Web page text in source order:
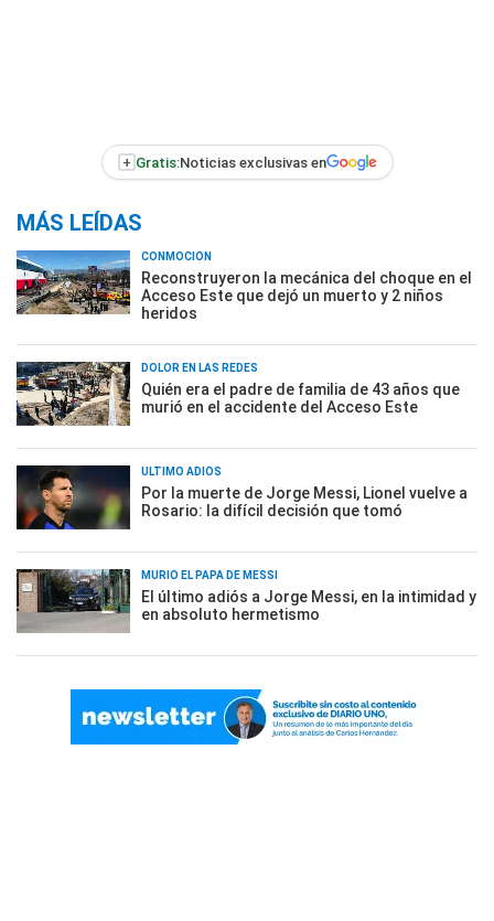
+ Gratis:Noticias exclusivas en
MÁS LEÍDAS
CONMOCIÓN
Reconstruyeron la mecánica del choque en el
Acceso Este que dejó un muerto y 2 niños
heridos
DOLOR EN LAS REDES
Quién era el padre de familia de 43 años que
murió en el accidente del Acceso Este
ÚLTIMO ADIÓS
Por la muerte de Jorge Messi, Lionel vuelve a
Rosario: la difícil decisión que tomó
MURIÓ EL PAPÁ DE MESSI
El último adiós a Jorge Messi, en la intimidad y
en absoluto hermetismo